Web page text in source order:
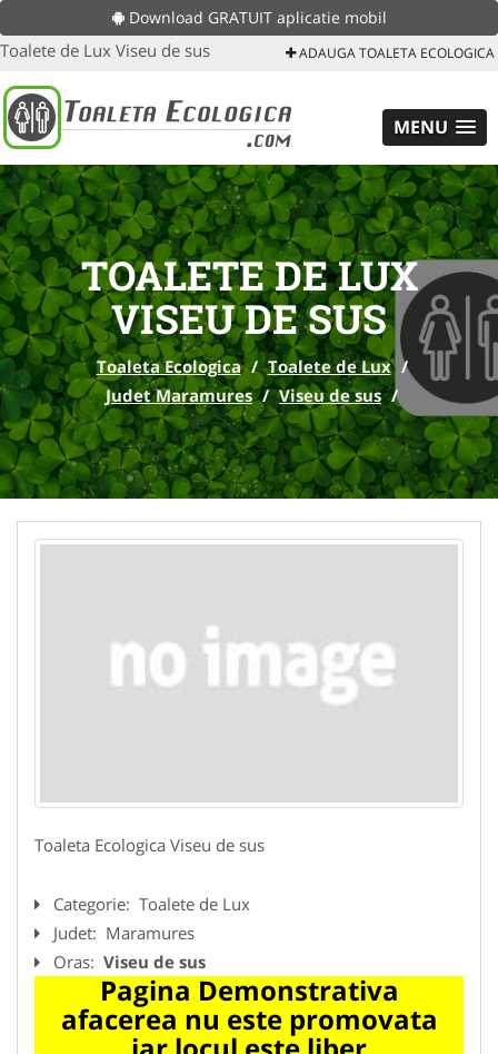
Download GRATUIT aplicatie mobil
Toalete de Lux Viseu de sus ADAUGA TOALETA ECOLOGICA
MENU
TOALETE DE LUX
VISEU DE SUS
Toaleta Ecologica / Toalete de Lux /
Judet Maramures / Viseu de sus /
Toaleta Ecologica Viseu de sus
Categorie: Toalete de Lux
Judet: Maramures
Oras: Viseu de sus
Pagina Demonstrativa
afacerea nu este promovata